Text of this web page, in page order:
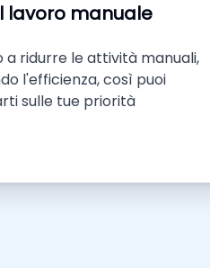
lavoro manuale
a ridurre le attività manuali,
l'efficienza, così puoi
sulle tue priorità